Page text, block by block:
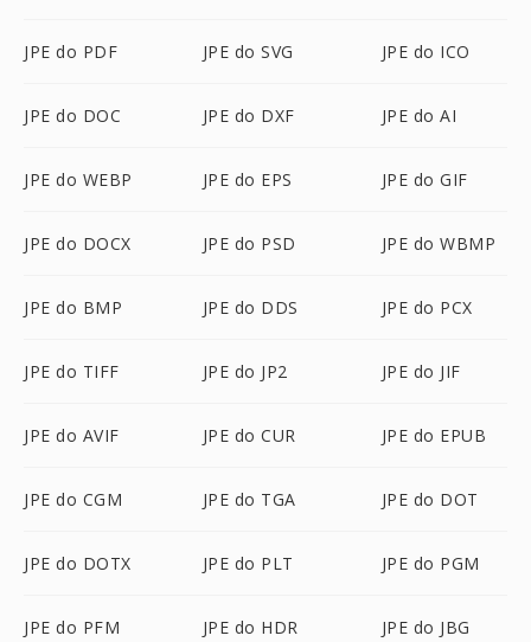
JPE do PDF JPE do SVG JPE do ICO
JPE do DOC JPE do DXF JPE do AI
JPE do WEBP JPE do EPS JPE do GIF
JPE do DOCX JPE do PSD JPE do WBMP
JPE do BMP JPE do DDS JPE do PCX
JPE do TIFF JPE do JP2 JPE do JIF
JPE do AVIF JPE do CUR JPE do EPUB
JPE do CGM JPE do TGA JPE do DOT
JPE do DOTX JPE do PLT JPE do PGM
JPE do PFM JPE do HDR JPE do JBG